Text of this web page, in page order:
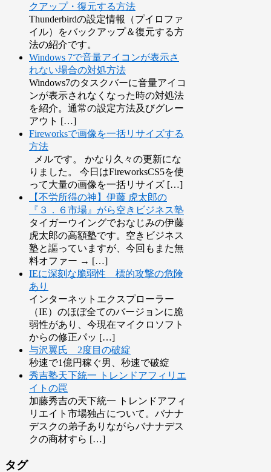
クアップ・復元する方法
Thunderbirdの設定情報（プイロファ
イル）をバックアップ＆復元する方
法の紹介です。
Windows 7で音量アイコンが表示さ
れない場合の対処方法
Windows7のタスクバーに音量アイコ
ンが表示されなくなった時の対処法
を紹介。通常の設定方法及びグレー
アウト […]
Fireworksで画像を一括リサイズする
方法
メルです。 かなり久々の更新にな
りました。 今日はFireworksCS5を使
って大量の画像を一括リサイズ […]
【不労所得の神】伊藤 虎太郎の
『３．６市場』がら空きビジネス塾
タイガーウイングでおなじみの伊藤
虎太郎の高額塾です。空きビジネス
塾と謳っていますが、今回もまた無
料オファー → […]
IEに深刻な脆弱性 標的攻撃の危険
あり
インターネットエクスプローラー
（IE）のほぼ全てのバージョンに脆
弱性があり、今現在マイクロソフト
からの修正パッ […]
与沢翼氏 2度目の破綻
秒速で1億円稼ぐ男、秒速で破綻
秀吉塾天下統一 トレンドアフィリエ
イトの罠
加藤秀吉の天下統一 トレンドアフィ
リエイト市場独占について。バナナ
デスクの弟子ありながらバナナデス
クの商材すら […]
タグ